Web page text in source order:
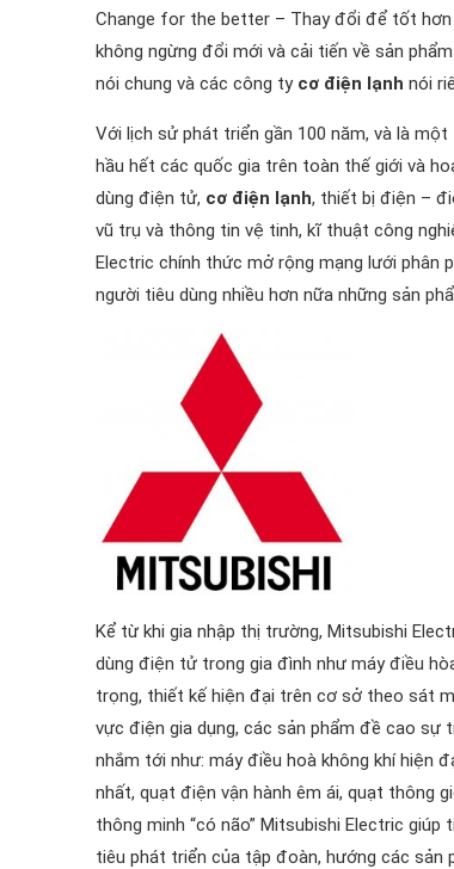
Change for the better – Thay đổi để tốt hơn
không ngừng đổi mới và cải tiến về sản
nói chung và các công ty cơ điện lạnh nói
Với lịch sử phát triển gần 100 năm, và là
hầu hết các quốc gia trên toàn thế giới và
dùng điện tử, cơ điện lạnh, thiết bị điện –
vũ trụ và thông tin vệ tinh, kĩ thuật công
Electric chính thức mở rộng mạng lưới phân
người tiêu dùng nhiều hơn nữa những sản
Kể từ khi gia nhập thị trường, Mitsubishi
dùng điện tử trong gia đình như máy điều
trọng, thiết kế hiện đại trên cơ sở theo sát
vực điện gia dụng, các sản phẩm đề cao sự
nhắm tới như: máy điều hoà không khí hiện
nhất, quạt điện vận hành êm ái, quạt thông
thông minh “có não” Mitsubishi Electric
tiêu phát triển của tập đoàn, hướng các sản